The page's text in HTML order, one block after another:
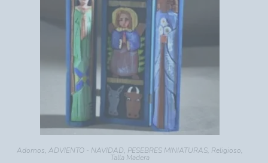
Adornos, ADVIENTO - NAVIDAD, PESEBRES MINIATURAS, Religioso,
Talla Madera